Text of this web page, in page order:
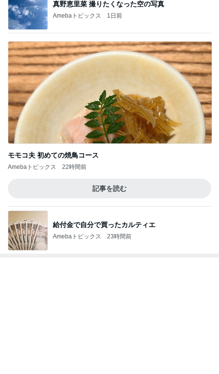
真野恵里菜 撮りたくなった空の写真
Amebaトピックス 1日前
モモコ夫 初めての焼鳥コース
Amebaトピックス 22時間前
記事を読む
給付金で自分で買ったカルティエ
Amebaトピックス 23時間前